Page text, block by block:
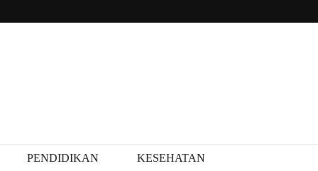
PENDIDIKAN
KESEHATAN